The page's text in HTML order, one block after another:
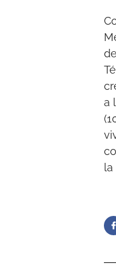
a
la